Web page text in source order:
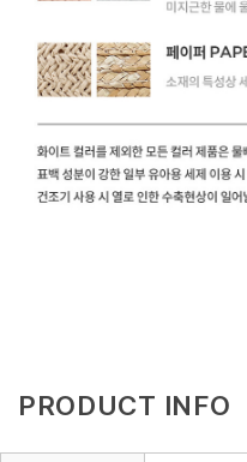
PRODUCT INFO